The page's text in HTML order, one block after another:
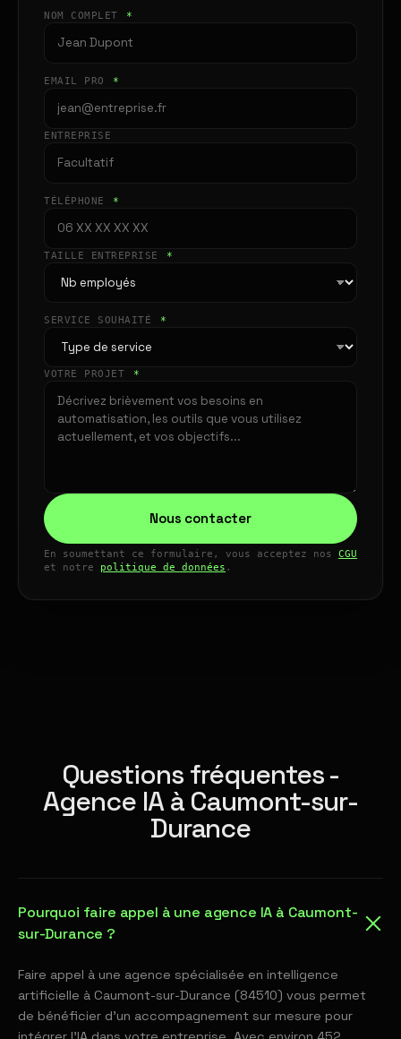
NOM COMPLET *
EMAIL PRO *
ENTREPRISE
TÉLÉPHONE *
TAILLE ENTREPRISE *
SERVICE SOUHAITÉ *
VOTRE PROJET *
Nous contacter
En soumettant ce formulaire, vous acceptez nos CGU
et notre politique de données .
Questions fréquentes -
Agence IA à Caumont-sur-
Durance
Pourquoi faire appel à une agence IA à Caumont-
sur-Durance ?
Faire appel à une agence spécialisée en intelligence
artificielle à Caumont-sur-Durance (84510) vous permet
de bénéficier d'un accompagnement sur mesure pour